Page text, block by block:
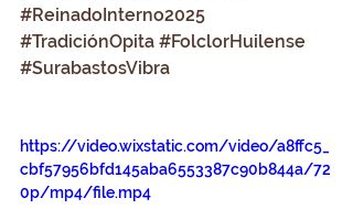
#ReinadoInterno2025
#TradiciónOpita #FolclorHuilense
#SurabastosVibra
https://video.wixstatic.com/video/a8ffc5_
cbf57956bfd145aba6553387c90b844a/72
0p/mp4/file.mp4